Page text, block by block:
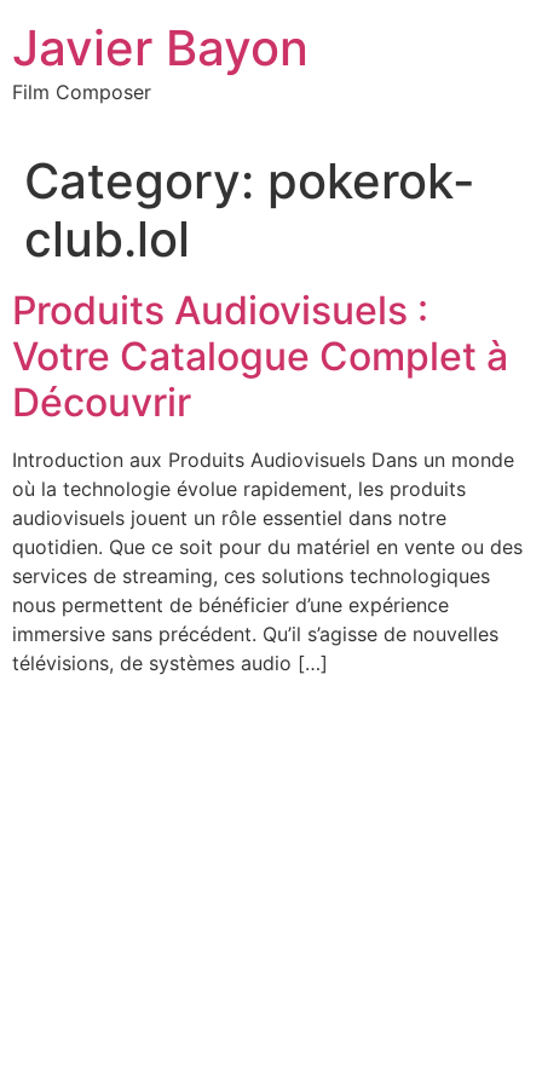
content
Javier Bayon
Film Composer
Category: pokerok-
club.lol
Produits Audiovisuels :
Votre Catalogue Complet à
Découvrir
Introduction aux Produits Audiovisuels Dans un monde
où la technologie évolue rapidement, les produits
audiovisuels jouent un rôle essentiel dans notre
quotidien. Que ce soit pour du matériel en vente ou des
services de streaming, ces solutions technologiques
nous permettent de bénéficier d’une expérience
immersive sans précédent. Qu’il s’agisse de nouvelles
télévisions, de systèmes audio […]